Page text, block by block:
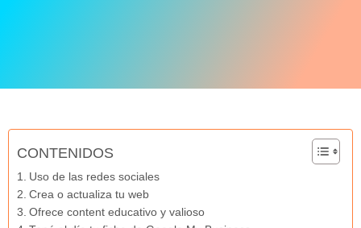
CONTENIDOS
Uso de las redes sociales
Crea o actualiza tu web
Ofrece content educativo y valioso